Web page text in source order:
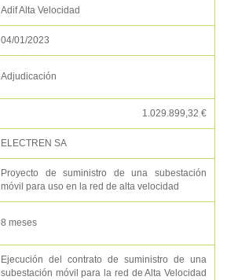
Adif Alta Velocidad
04/01/2023
Adjudicación
1.029.899,32 €
ELECTREN SA
Proyecto de suministro de una subestación
móvil para uso en la red de alta velocidad
8 meses
Ejecución del contrato de suministro de una
subestación móvil para la red de Alta Velocidad